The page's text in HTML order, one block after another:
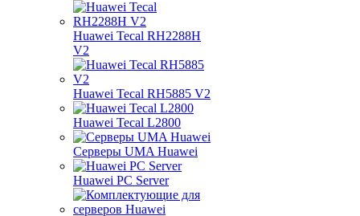
Huawei Tecal RH2288H
V2
Huawei Tecal RH5885 V2
Huawei Tecal L2800
Серверы UMA Huawei
Huawei PC Server